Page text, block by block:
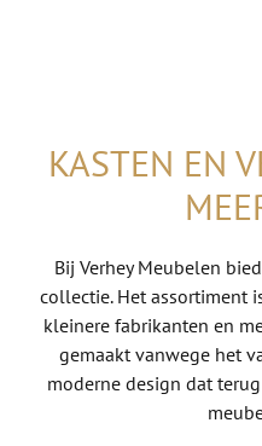
KASTEN EN
Bij Verhey Meubelen
collectie. Het assortiment
kleinere fabrikanten en
gemaakt vanwege het
moderne design dat